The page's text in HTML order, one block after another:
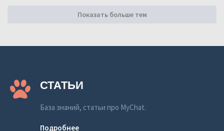
Показать больше тем
СТАТЬИ
База знаний, статьи про MyChat.
Подробнее